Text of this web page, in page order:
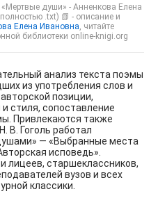
души» - Анненкова Елена
.txt) 📗 - описание и
Елена Ивановна, читайте
библиотеки online-knigi.org
анализ текста поэмы
из употребления слов и
позиции,
стиля, сопоставление
Привлекаются также
В. Гоголь работал
— «Выбранные места
исповедь».
лицеев, старшеклассников,
вузов и всех
классики.